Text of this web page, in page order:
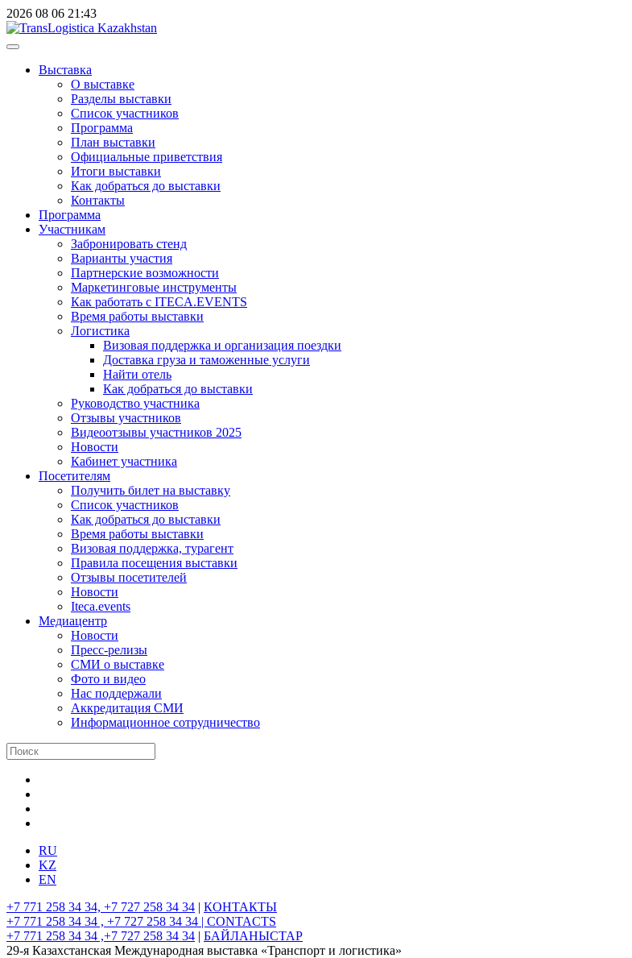
2026 08 06 21:43
Выставка
О выставке
Разделы выставки
Список участников
Программа
План выставки
Официальные приветствия
Итоги выставки
Как добраться до выставки
Контакты
Программа
Участникам
Забронировать стенд
Варианты участия
Партнерские возможности
Маркетинговые инструменты
Как работать с ITECA.EVENTS
Время работы выставки
Логистика
Визовая поддержка и организация поездки
Доставка груза и таможенные услуги
Найти отель
Как добраться до выставки
Руководство участника
Отзывы участников
Видеоотзывы участников 2025
Новости
Кабинет участника
Посетителям
Получить билет на выставку
Список участников
Как добраться до выставки
Время работы выставки
Визовая поддержка, турагент
Правила посещения выставки
Отзывы посетителей
Новости
Iteca.events
Медиацентр
Новости
Пресс-релизы
СМИ о выставке
Фото и видео
Нас поддержали
Аккредитация СМИ
Информационное сотрудничество
RU
KZ
EN
+7 771 258 34 34, +7 727 258 34 34 | КОНТАКТЫ
+7 771 258 34 34 , +7 727 258 34 34 | CONTACTS
+7 771 258 34 34 ,+7 727 258 34 34 | БАЙЛАНЫСТАР
29-я Казахстанская Международная выставка «Транспорт и логистика»